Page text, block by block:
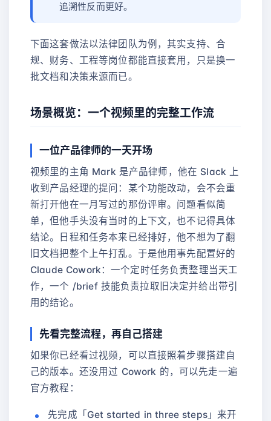
追溯性反而更好。
下面这套做法以法律团队为例，其实支持、合
规、财务、工程等岗位都能直接套用，只是换一
批文档和决策来源而已。
场景概览：一个视频里的完整工作流
一位产品律师的一天开场
视频里的主角 Mark 是产品律师，他在 Slack 上
收到产品经理的提问：某个功能改动，会不会重
新打开他在一月写过的那份评审。问题看似简
单，但他手头没有当时的上下文，也不记得具体
结论。日程和任务本来已经排好，他不想为了翻
旧文档把整个上午打乱。于是他用事先配置好的
Claude Cowork：一个定时任务负责整理当天工
作，一个 /brief 技能负责拉取旧决定并给出带引
用的结论。
先看完整流程，再自己搭建
如果你已经看过视频，可以直接照着步骤搭建自
己的版本。还没用过 Cowork 的，可以先走一遍
官方教程：
先完成「Get started in three steps」来开